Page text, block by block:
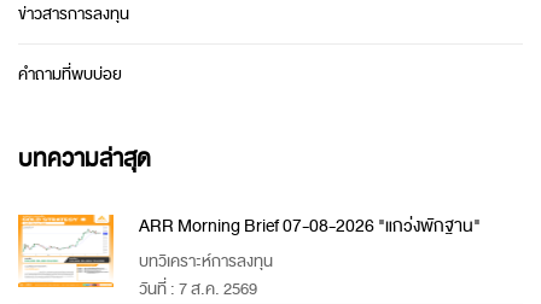
ข่าวสารการลงทุน
คำถามที่พบบ่อย
บทความล่าสุด
ARR Morning Brief 07-08-2026 "แกว่งพักฐาน"
บทวิเคราะห์การลงทุน
วันที่ : 7 ส.ค. 2569